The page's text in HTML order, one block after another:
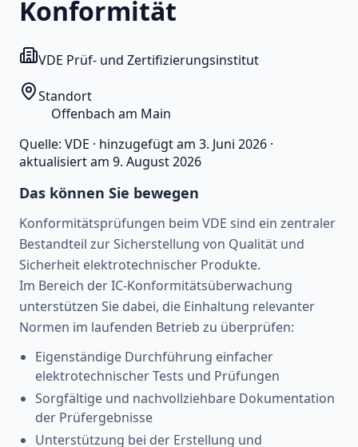
Konformität
VDE Prüf- und Zertifizierungsinstitut
Standort
Offenbach am Main
Quelle: VDE · hinzugefügt am 3. Juni 2026 ·
aktualisiert am 9. August 2026
Das können Sie bewegen
Konformitätsprüfungen beim VDE sind ein zentraler
Bestandteil zur Sicherstellung von Qualität und
Sicherheit elektrotechnischer Produkte.
Im Bereich der IC‑Konformitätsüberwachung
unterstützen Sie dabei, die Einhaltung relevanter
Normen im laufenden Betrieb zu überprüfen:
Eigenständige Durchführung einfacher
elektrotechnischer Tests und Prüfungen
Sorgfältige und nachvollziehbare Dokumentation
der Prüfergebnisse
Unterstützung bei der Erstellung und